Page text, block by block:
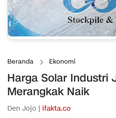
Beranda Ekonomi
Harga Solar Industri
Merangkak Naik
Den Jojo | ifakta.co